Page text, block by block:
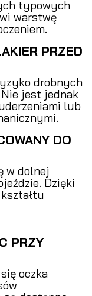
typowych
warstwę
PRZED
drobnych
jest jednak
lub
DO
w dolnej
Dzięki
PRZY
oczka